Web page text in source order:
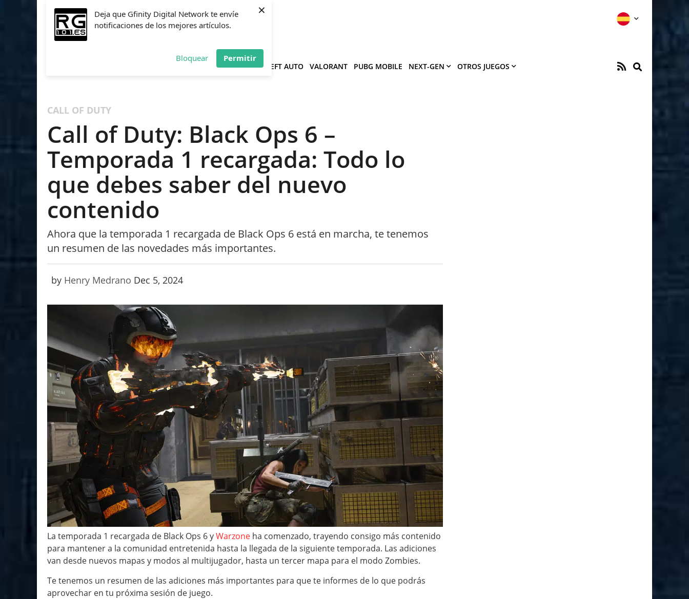
Deja que Gfinity Digital Network te envíe
notificaciones de los mejores artículos.
Bloquear Permitir
×
FORTNITE PES GRAND THEFT AUTO VALORANT PUBG MOBILE NEXT-GEN OTROS JUEGOS
CALL OF DUTY
Call of Duty: Black Ops 6 –
Temporada 1 recargada: Todo lo
que debes saber del nuevo
contenido
Ahora que la temporada 1 recargada de Black Ops 6 está en marcha, te tenemos
un resumen de las novedades más importantes.
by Henry Medrano Dec 5, 2024
La temporada 1 recargada de Black Ops 6 yWarzone ha comenzado, trayendo consigo más contenido
para mantener a la comunidad entretenida hasta la llegada de la siguiente temporada. Las adiciones
van desde nuevos mapas y modos al multijugador, hasta un tercer mapa para el modo Zombies.
Te tenemos un resumen de las adiciones más importantes para que te informes de lo que podrás
aprovechar en tu próxima sesión de juego.